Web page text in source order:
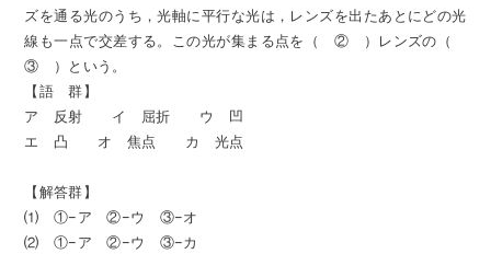
ズを通る光のうち，光軸に平行な光は，レンズを出たあとにどの光
線も一点で交差する。この光が集まる点を（ ② ）レンズの（
③ ）という。
【語 群】
ア 反射 イ 屈折 ウ 凹
エ 凸 オ 焦点 カ 光点
【解答群】
⑴ ①−ア ②−ウ ③−オ
⑵ ①−ア ②−ウ ③−カ